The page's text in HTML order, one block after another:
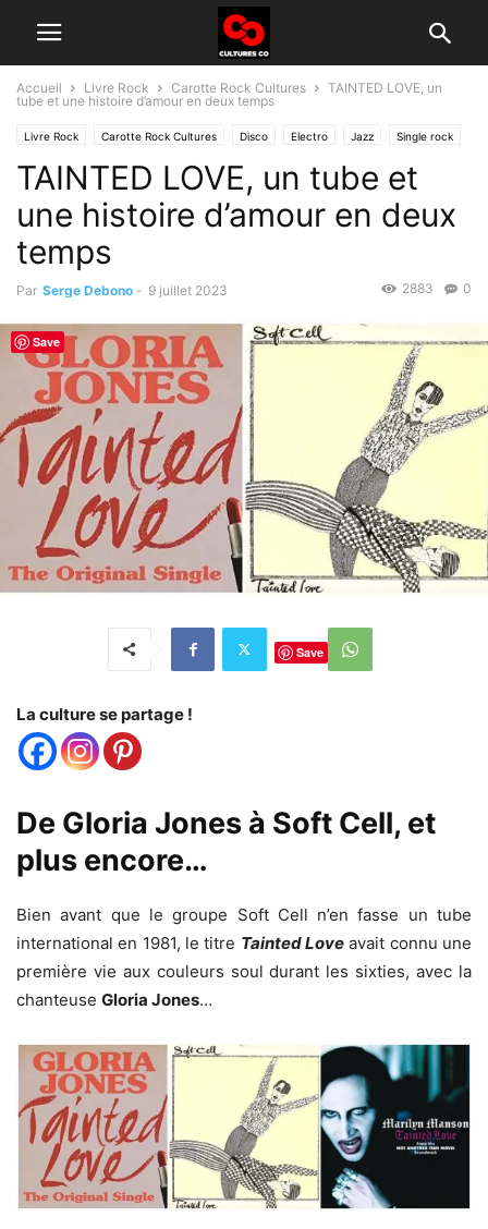
Accueil Livre Rock Carotte Rock Cultures
TAINTED LOVE, un
tube et une histoire d’amour en deux temps
Livre Rock Carotte Rock Cultures Disco Electro Jazz Single rock
Soul, Funk
TAINTED LOVE, un tube et
une histoire d’amour en deux
temps
Par Serge Debono - 9 juillet 2023 0
2883
Save
La culture se partage !
De Gloria Jones à Soft Cell, et
plus encore…
Bien avant que le groupe Soft Cell n’en fasse un tube
international en 1981, le titre Tainted Love avait connu une
première vie aux couleurs soul durant les sixties, avec la
chanteuse Gloria Jones…
Save